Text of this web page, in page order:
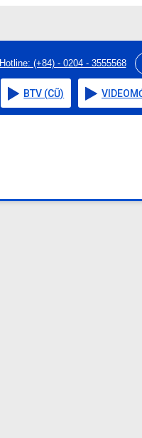
Hotline: (+84) - 0204 - 3555568
BTV (CŨ) VIDEO